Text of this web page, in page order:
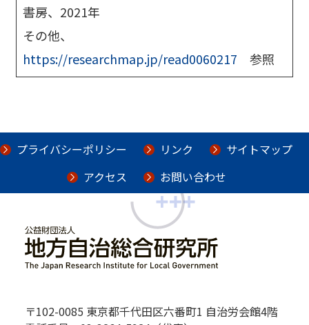
書房、2021年
その他、
https://researchmap.jp/read0060217 参照
プライバシーポリシー リンク
サイトマップ
アクセス
お問い合わせ
〒102-0085 東京都千代田区六番町1 自治労会館4階